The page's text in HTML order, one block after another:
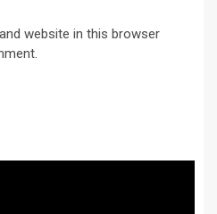
website in this browser